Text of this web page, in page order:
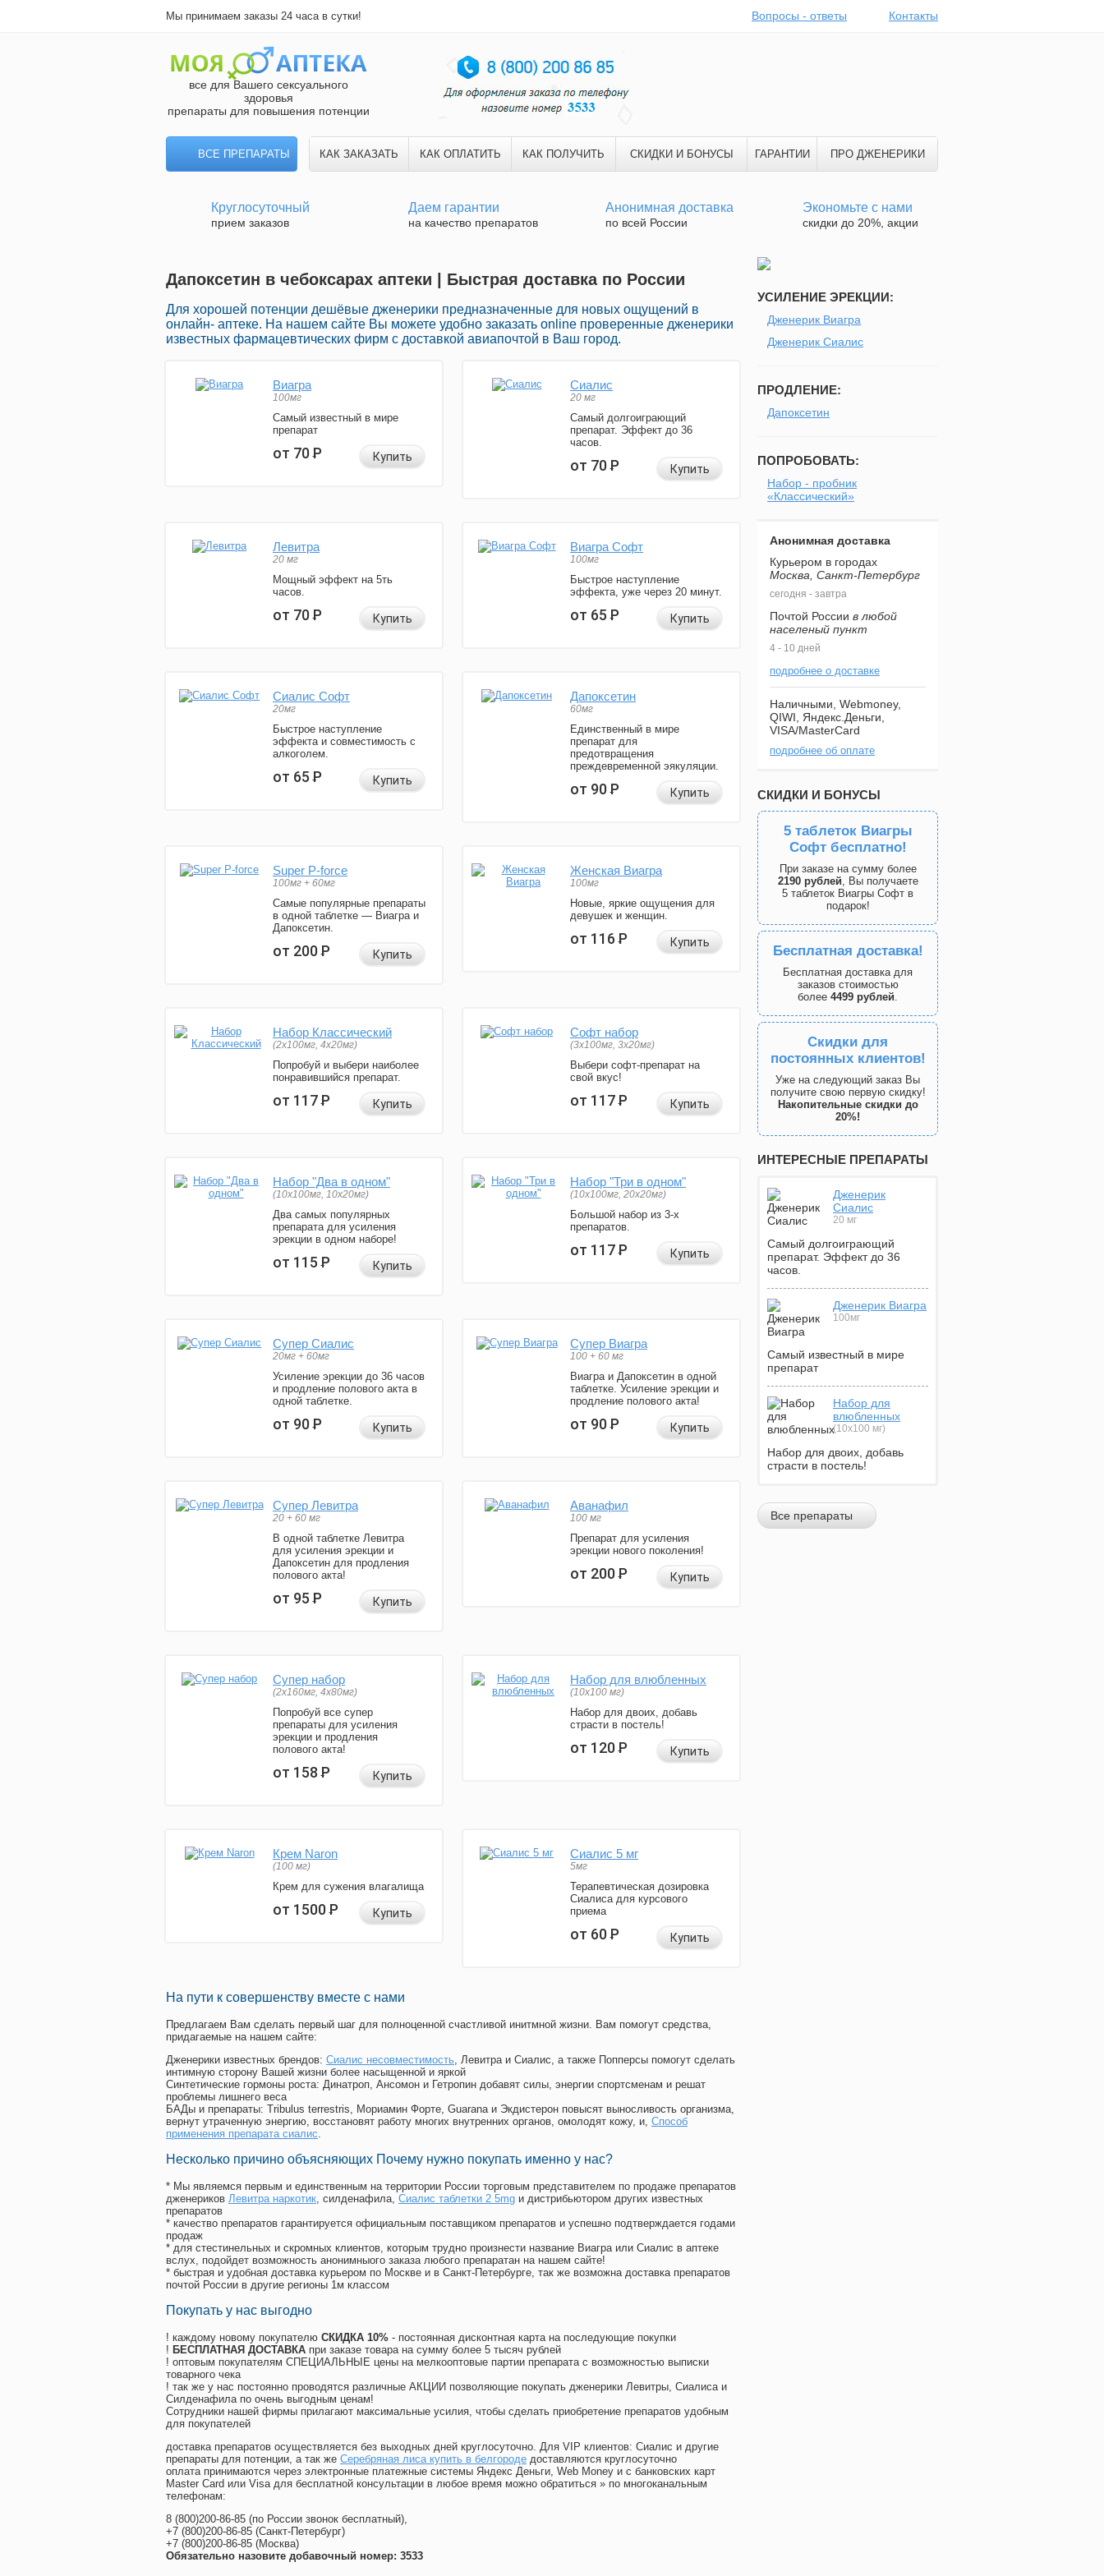
Мы принимаем заказы 24 часа в сутки! Вопросы - ответы Контакты
все для Вашего сексуального
здоровья
препараты для повышения потенции
ВСЕ ПРЕПАРАТЫ КАК ЗАКАЗАТЬ КАК ОПЛАТИТЬ КАК ПОЛУЧИТЬ СКИДКИ И БОНУСЫ ГАРАНТИИ ПРО ДЖЕНЕРИКИ
Круглосуточный
прием заказов
Даем гарантии
на качество препаратов
Анонимная доставка
по всей России
Экономьте с нами
скидки до 20%, акции
Дапоксетин в чебоксарах аптеки | Быстрая доставка по России
Для хорошей потенции дешёвые дженерики предназначенные для новых ощущений в
онлайн- аптеке. На нашем сайте Вы можете удобно заказать online проверенные дженерики
известных фармацевтических фирм с доставкой авиапочтой в Ваш город.
Виагра
100мг
Самый известный в мире
препарат
от 70Р Купить
Сиалис
20 мг
Самый долгоиграющий
препарат. Эффект до 36
часов.
от 70Р Купить
Левитра
20 мг
Мощный эффект на 5ть
часов.
от 70Р Купить
Виагра Софт
100мг
Быстрое наступление
эффекта, уже через 20 минут.
от 65Р Купить
Сиалис Софт
20мг
Быстрое наступление
эффекта и совместимость с
алкоголем.
от 65Р Купить
Дапоксетин
60мг
Единственный в мире
препарат для
предотвращения
преждевременной эякуляции.
от 90Р Купить
Super P-force
100мг + 60мг
Самые популярные препараты
в одной таблетке — Виагра и
Дапоксетин.
от 200Р Купить
Женская Виагра
100мг
Новые, яркие ощущения для
девушек и женщин.
от 116Р Купить
Набор Классический
(2x100мг, 4x20мг)
Попробуй и выбери наиболее
понравившийся препарат.
от 117Р Купить
Софт набор
(3x100мг, 3x20мг)
Выбери софт-препарат на
свой вкус!
от 117Р Купить
Набор "Два в одном"
(10x100мг, 10x20мг)
Два самых популярных
препарата для усиления
эрекции в одном наборе!
от 115Р Купить
Набор "Три в одном"
(10x100мг, 20x20мг)
Большой набор из 3-х
препаратов.
от 117Р Купить
Супер Сиалис
20мг + 60мг
Усиление эрекции до 36 часов
и продление полового акта в
одной таблетке.
от 90Р Купить
Супер Виагра
100 + 60 мг
Виагра и Дапоксетин в одной
таблетке. Усиление эрекции и
продление полового акта!
от 90Р Купить
Супер Левитра
20 + 60 мг
В одной таблетке Левитра
для усиления эрекции и
Дапоксетин для продления
полового акта!
от 95Р Купить
Аванафил
100 мг
Препарат для усиления
эрекции нового поколения!
от 200Р Купить
Супер набор
(2х160мг, 4х80мг)
Попробуй все супер
препараты для усиления
эрекции и продления
полового акта!
от 158Р Купить
Набор для влюбленных
(10х100 мг)
Набор для двоих, добавь
страсти в постель!
от 120Р Купить
Крем Naron
(100 мг)
Крем для сужения влагалища
от 1500Р Купить
Сиалис 5 мг
5мг
Терапевтическая дозировка
Сиалиса для курсового
приема
от 60Р Купить
На пути к совершенству вместе с нами
Предлагаем Вам сделать первый шаг для полноценной счастливой инитмной жизни. Вам помогут средства,
придагаемые на нашем сайте:
Дженерики известных брендов: Сиалис несовместимость, Левитра и Сиалис, а также Попперсы помогут сделать
интимную сторону Вашей жизни более насыщенной и яркой
Синтетические гормоны роста: Динатроп, Ансомон и Гетропин добавят силы, энергии спортсменам и решат
проблемы лишнего веса
БАДы и препараты: Tribulus terrestris, Мориамин Форте, Guarana и Экдистерон повысят выносливость организма,
вернут утраченную энергию, восстановят работу многих внутренних органов, омолодят кожу, и, Способ
применения препарата сиалис.
Несколько причино объясняющих Почему нужно покупать именно у нас?
* Мы являемся первым и единственным на территории России торговым представителем по продаже препаратов
дженериков Левитра наркотик, силденафила, Сиалис таблетки 2 5mg и дистрибьютором других известных
препаратов
* качество препаратов гарантируется официальным поставщиком препаратов и успешно подтверждается годами
продаж
* для стестинельных и скромных клиентов, которым трудно произнести название Виагра или Сиалис в аптеке
вслух, подойдет возможность анонимныого заказа любого препаратан на нашем сайте!
* быстрая и удобная доставка курьером по Москве и в Санкт-Петербурге, так же возможна доставка препаратов
почтой России в другие регионы 1м классом
Покупать у нас выгодно
! каждому новому покупателю СКИДКА 10% - постоянная дисконтная карта на последующие покупки
! БЕСПЛАТНАЯ ДОСТАВКА при заказе товара на сумму более 5 тысяч рублей
! оптовым покупателям СПЕЦИАЛЬНЫЕ цены на мелкооптовые партии препарата с возможностью выписки
товарного чека
! так же у нас постоянно проводятся различные АКЦИИ позволяющие покупать дженерики Левитры, Сиалиса и
Силденафила по очень выгодным ценам!
Cотрудники нашей фирмы прилагают максимальные усилия, чтобы сделать приобретение препаратов удобным
для покупателей
доставка препаратов осуществляется без выходных дней круглосуточно. Для VIP клиентов: Сиалис и другие
препараты для потенции, а так же Серебряная лиса купить в белгороде доставляются круглосуточно
оплата принимаются через электронные платежные системы Яндекс Деньги, Web Money и с банковских карт
Master Card или Visa для бесплатной консультации в любое время можно обратиться » по многоканальным
телефонам:
8 (800)200-86-85 (по России звонок бесплатный),
+7 (800)200-86-85 (Санкт-Петербург)
+7 (800)200-86-85 (Москва)
Обязательно назовите добавочный номер: 3533
УСИЛЕНИЕ ЭРЕКЦИИ:
Дженерик Виагра
Дженерик Сиалис
ПРОДЛЕНИЕ:
Дапоксетин
ПОПРОБОВАТЬ:
Набор - пробник
«Классический»
Анонимная доставка
Курьером в городах
Москва, Санкт-Петербург
сегодня - завтра
Почтой России в любой
населеный пункт
4 - 10 дней
подробнее о доставке
Наличными, Webmoney,
QIWI, Яндекс.Деньги,
VISA/MasterCard
подробнее об оплате
СКИДКИ И БОНУСЫ
5 таблеток Виагры
Софт бесплатно!
При заказе на сумму более
2190 рублей, Вы получаете
5 таблеток Виагры Софт в
подарок!
Бесплатная доставка!
Бесплатная доставка для
заказов стоимостью
более 4499 рублей.
Скидки для
постоянных клиентов!
Уже на следующий заказ Вы
получите свою первую скидку!
Накопительные скидки до
20%!
ИНТЕРЕСНЫЕ ПРЕПАРАТЫ
Дженерик
Сиалис
20 мг
Самый долгоиграющий
препарат. Эффект до 36
часов.
Дженерик Виагра
100мг
Самый известный в мире
препарат
Набор для
влюбленных
(10х100 мг)
Набор для двоих, добавь
страсти в постель!
Все препараты